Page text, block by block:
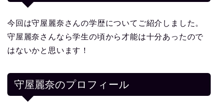
今回は守屋麗奈さんの学歴についてご紹介しました。
守屋麗奈さんなら学生の頃から才能は十分あったので
はないかと思います！
守屋麗奈のプロフィール